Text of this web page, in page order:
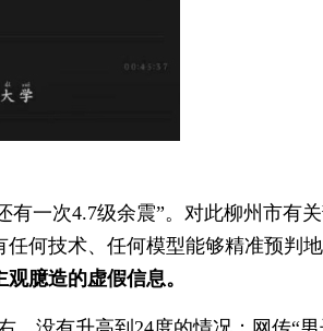
一次4.7级余震”。对此柳州市有
何技术、任何模型能够精准预判
臆造的虚假信息。